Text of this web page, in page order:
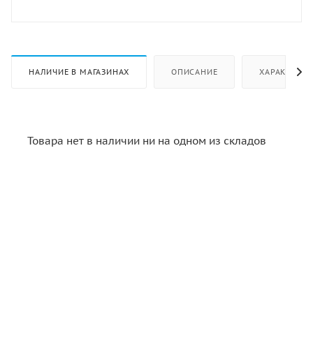
НАЛИЧИЕ В МАГАЗИНАХ ОПИСАНИЕ
Товара нет в наличии ни на одном из складов